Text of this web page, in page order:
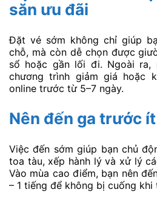
săn ưu đãi
Đặt vé sớm không chỉ giúp
chỗ, mà còn dễ chọn được
sổ hoặc gần lối đi. Ngoài ra,
chương trình giảm giá hoặc
online trước từ 5–7 ngày.
Nên đến ga trước
Việc đến sớm giúp bạn chủ
toa tàu, xếp hành lý và xử lý
Vào mùa cao điểm, bạn nên
– 1 tiếng để không bị cuống khi